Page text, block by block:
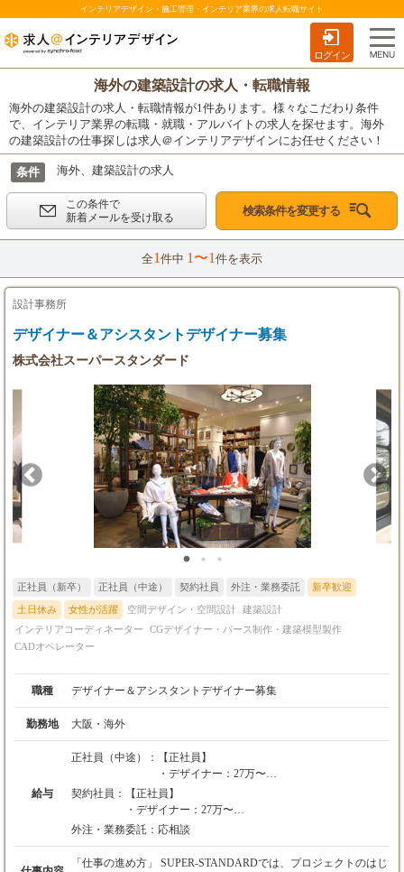
インテリアデザイン・施工管理・インテリア業界の求人転職サイト
ログイン
海外の建築設計の求人・転職情報
海外の建築設計の求人・転職情報が1件あります。様々なこだわり条件
で、インテリア業界の転職・就職・アルバイトの求人を探せます。海外
の建築設計の仕事探しは求人＠インテリアデザインにお任せください！
条件 海外、建築設計の求人
この条件で
新着メールを受け取る
検索条件を変更する
全1 件中 1〜1 件を表示
設計事務所
デザイナー＆アシスタントデザイナー募集
株式会社スーパースタンダード
正社員（新卒） 正社員（中途） 契約社員 外注・業務委託 新卒歓迎
土日休み 女性が活躍 空間デザイン・空間設計 建築設計
インテリアコーディネーター
CGデザイナー・パース制作・建築模型製作
CADオペレーター
職種 デザイナー＆アシスタントデザイナー募集
勤務地 大阪・海外
給与
正社員（中途）：
【正社員】
・デザイナー：27万〜
・アシスタントデザイナー：23万〜
※経験者優遇
経験・能力を考慮の上、相談にて決定
契約社員：
【正社員】
・デザイナー：27万〜
・アシスタントデザイナー：23万〜
経験・能力を考慮の上、相談にて決定
外注・業務委託： 応相談
「仕事の進め方」 SUPER-STANDARDでは、プロジェクトのはじ